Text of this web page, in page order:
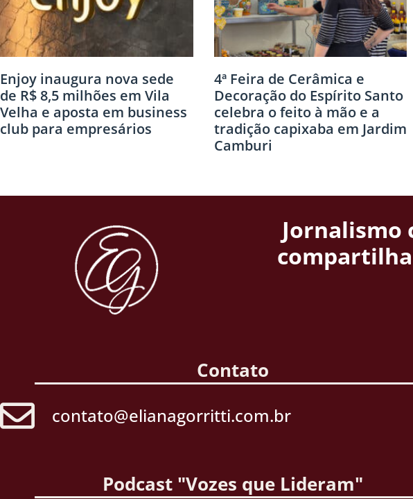
Enjoy inaugura nova sede
de R$ 8,5 milhões em Vila
Velha e aposta em business
club para empresários
4ª Feira de Cerâmica e
Decoração do Espírito Santo
celebra o feito à mão e a
tradição capixaba em Jardim
Camburi
Jornalismo
Contato
contato@elianagorritti.com.br
Podcast "Vozes que Lideram"